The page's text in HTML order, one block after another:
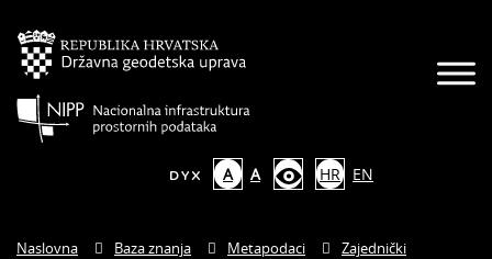
A A HR EN
Naslovna Baza znanja Metapodaci
Zajednički